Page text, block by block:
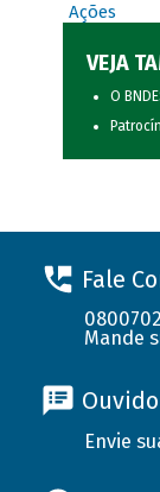
Ações
VEJA
O
Fale
Mande
Envie